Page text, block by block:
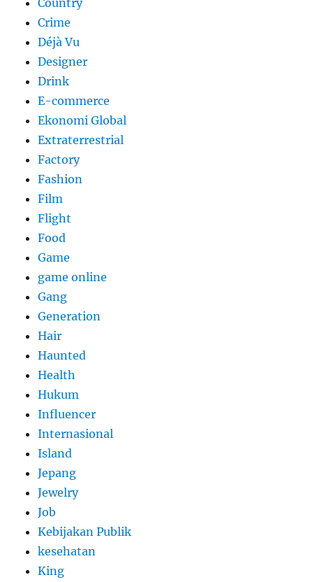
Crime
Déjà Vu
Designer
Drink
E-commerce
Ekonomi Global
Extraterrestrial
Factory
Fashion
Film
Flight
Food
Game
game online
Gang
Generation
Hair
Haunted
Health
Hukum
Influencer
Internasional
Island
Jepang
Jewelry
Job
Kebijakan Publik
kesehatan
King